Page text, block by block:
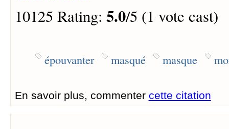
10125 Rating: 5.0/5 (1 vote cast)
épouvanter masqué masque
En savoir plus, commenter cette citation